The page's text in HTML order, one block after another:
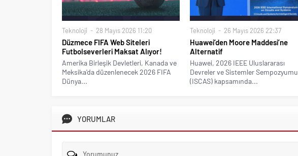
Teknoloji 28 Mayıs 2026 11:20
Düzmece FIFA Web Siteleri
Futbolseverleri Maksat Alıyor!
Amerika Birleşik Devletleri, Kanada ve
Meksika'da düzenlenecek 2026 FIFA
Dünya...
Teknoloji 26 Mayıs 2026 22:37
Huawei’den Moore Maddesi’ne
Alternatif
Huawei, 2026 IEEE Uluslararası
Devreler ve Sistemler Sempozyumu
(ISCAS) kapsamında...
YORUMLAR